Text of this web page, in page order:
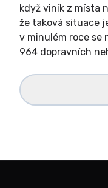
když viník z místa
že taková situace
v minulém roce se
964 dopravních